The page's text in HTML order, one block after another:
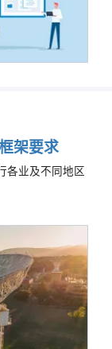
架要求
各业及不同地区